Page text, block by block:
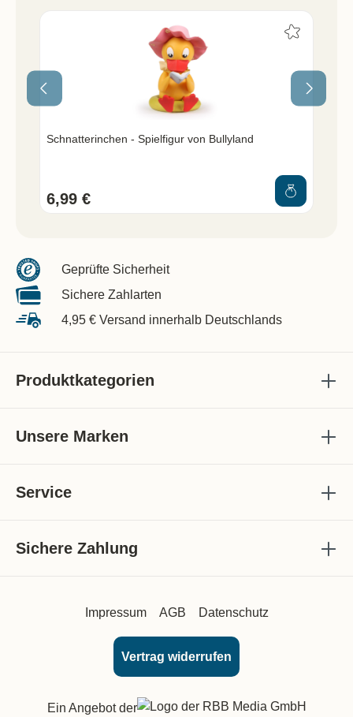
Schnatterinchen - Spielfigur von Bullyland
6,99 €
Geprüfte Sicherheit
Sichere Zahlarten
4,95 € Versand innerhalb Deutschlands
Produktkategorien
Unsere Marken
Service
Sichere Zahlung
Ein Angebot der
Impressum AGB Datenschutz
Vertrag widerrufen